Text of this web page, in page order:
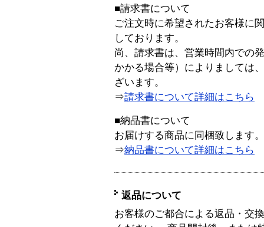
■請求書について
ご注文時に希望されたお客様に
しております。
尚、請求書は、営業時間内での
かかる場合等）によりましては
ざいます。
⇒請求書について詳細はこちら
■納品書について
お届けする商品に同梱致します。
⇒納品書について詳細はこちら
返品について
お客様のご都合による返品・交